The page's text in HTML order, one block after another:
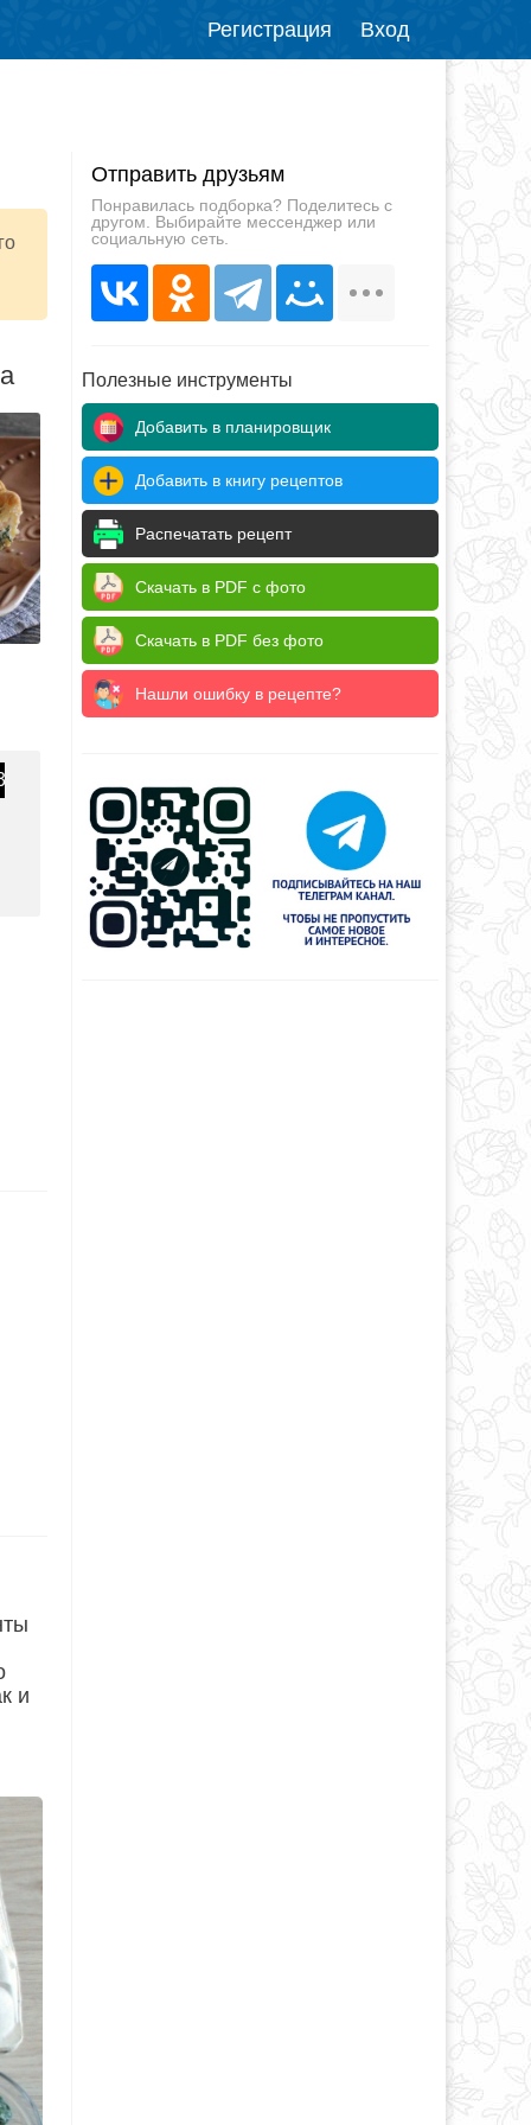
Регистрация Вход
и
Отправить друзьям
Понравилась подборка? Поделитесь с
другом. Выбирайте мессенджер или
социальную сеть.
Полезные инструменты
Добавить в планировщик
Добавить в книгу рецептов
Распечатать рецепт
Скачать в PDF с фото
Скачать в PDF без фото
Нашли ошибку в рецепте?